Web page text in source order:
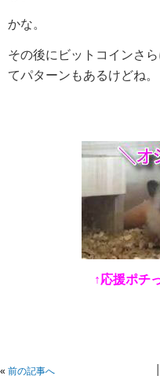
かな。
その後にビットコインさ
てパターンもあるけどね。
↑応援ポチ
« 前の記事へ